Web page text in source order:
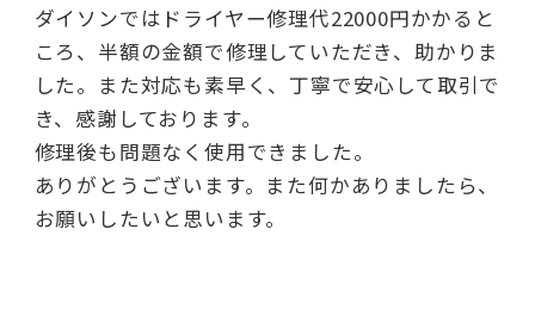
ダイソンではドライヤー修理代22000円かかると
ころ、半額の金額で修理していただき、助かりま
した。また対応も素早く、丁寧で安心して取引で
き、感謝しております。
修理後も問題なく使用できました。
ありがとうございます。また何かありましたら、
お願いしたいと思います。